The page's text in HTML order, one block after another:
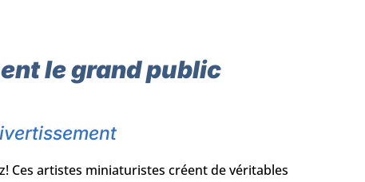
le grand public
Ces artistes miniaturistes créent de véritables